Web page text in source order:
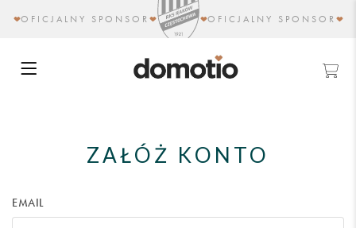
OFICJALNY SPONSOR OFICJALNY SPONSOR
ZAŁÓŻ KONTO
EMAIL